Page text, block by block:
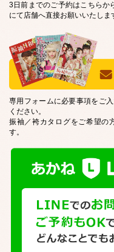
3日前までのご予約はこちらか
にて店舗へ直接お願いいたしま
専用フォームに必要事項をご
ください。
振袖／袴カタログをご希望の
す。